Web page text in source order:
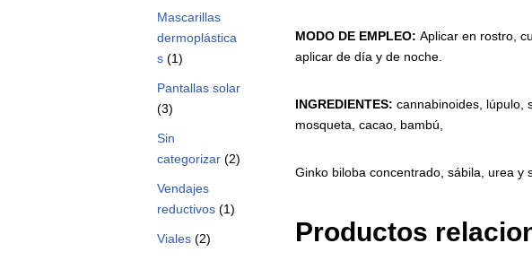
Mascarillas
dermoplástica
s (1)
Pantallas solar
(3)
Sin
categorizar (2)
Vendajes
reductivos (1)
Viales (2)
MODO DE EMPLEO: Aplicar en rostro,
aplicar de día y de noche.
INGREDIENTES: cannabinoides, lúpulo,
mosqueta, cacao, bambú,
Ginko biloba concentrado, sábila, urea y
Productos